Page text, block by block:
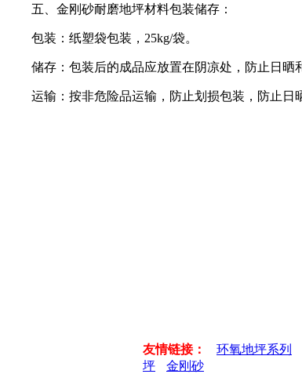
五、金刚砂耐磨地坪材料包装储存：
包装：纸塑袋包装，25kg/袋。
储存：包装后的成品应放置在阴凉处，防止日晒
运输：按非危险品运输，防止划损包装，防止日
友情链接： 环氧地坪系列
坪
金刚砂